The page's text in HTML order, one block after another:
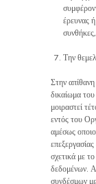
έρευνας
συνθήκες,
Την
Στην
δικαίωμα
μοιραστεί
εντός του
αμέσως
σχετικά με
δεδομένων.
συνδέσμων